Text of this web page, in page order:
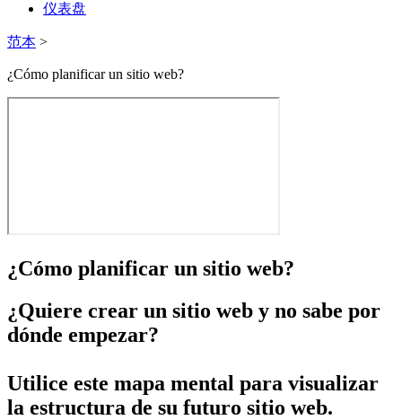
仪表盘
范本 >
¿Cómo planificar un sitio web?
¿Cómo planificar un sitio web?
¿Quiere crear un sitio web y no sabe por
dónde empezar?
Utilice este mapa mental para visualizar
la estructura de su futuro sitio web.